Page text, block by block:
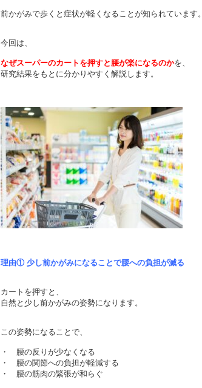
前かがみで歩くと症状が軽くなることが知られています。
今回は、
なぜスーパーのカートを押すと腰が楽になるのかを、
研究結果をもとに分かりやすく解説します。
理由① 少し前かがみになることで腰への負担が減る
カートを押すと、
自然と少し前かがみの姿勢になります。
この姿勢になることで、
・ 腰の反りが少なくなる
・ 腰の関節への負担が軽減する
・ 腰の筋肉の緊張が和らぐ